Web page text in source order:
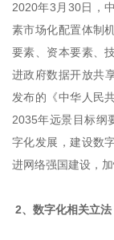
2020年3月30日，
素市场化配置体制
要素、资本要素、
进政府数据开放共
发布的《中华人民
2035年远景目标纲
字化发展，建设数
进网络强国建设，
2、数字化相关立法